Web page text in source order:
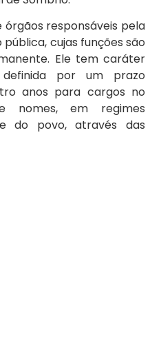
responsáveis pela
cujas funções são
Ele tem caráter
por um prazo
anos para cargos no
nomes, em regimes
do povo, através das